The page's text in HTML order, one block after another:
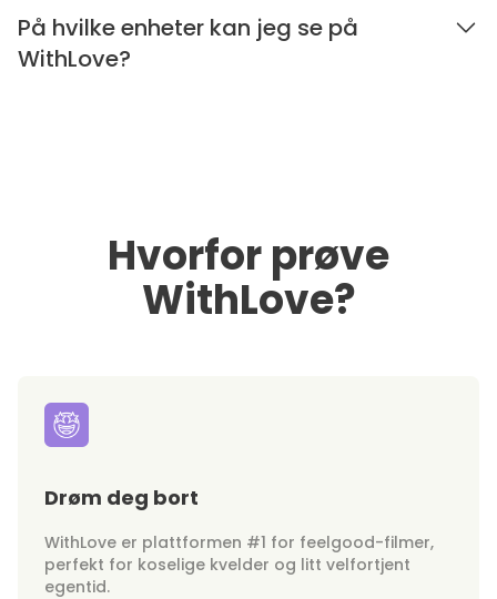
På hvilke enheter kan jeg se på
WithLove?
Hvorfor prøve
WithLove?
Drøm deg bort
WithLove er plattformen #1 for feelgood-filmer,
perfekt for koselige kvelder og litt velfortjent
egentid.